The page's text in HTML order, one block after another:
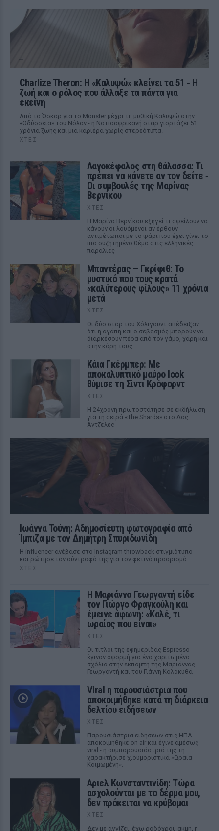
Charlize Theron: Η «Καλυψώ» κλείνει τα 51 ‑ H
ζωή και ο ρόλος που άλλαξε τα πάντα για
εκείνη
Από το Όσκαρ για το Monster μέχρι τη μυθική Καλυψώ στην
«Οδύσσεια» του Νόλαν - η Νοτιοαφρικανή σταρ γιορτάζει 51
χρόνια ζωής και μια καριέρα χωρίς στερεότυπα.
ΧΤΕΣ
Λαγοκέφαλος στη θάλασσα: Τι
πρέπει να κάνετε αν τον δείτε ‑
Οι συμβουλές της Μαρίνας
Βερνίκου
ΧΤΕΣ
Η Μαρίνα Βερνίκου εξηγεί τι οφείλουν να
κάνουν οι λουόμενοι αν έρθουν
αντιμέτωποι με το ψάρι που έχει γίνει το
πιο συζητημένο θέμα στις ελληνικές
παραλίες
Μπαντέρας – Γκρίφιθ: Το
μυστικό που τους κρατά
«καλύτερους φίλους» 11 χρόνια
μετά
ΧΤΕΣ
Οι δύο σταρ του Χόλιγουντ απέδειξαν
ότι η αγάπη και ο σεβασμός μπορούν να
διαρκέσουν πέρα από τον γάμο, χάρη και
στην κόρη τους.
Κάια Γκέρμπερ: Με
αποκαλυπτικό μαύρο look
θύμισε τη Σίντι Κρόφορντ
ΧΤΕΣ
Η 24χρονη πρωτοστάτησε σε εκδήλωση
για τη σειρά «The Shards» στο Λος
Αντζελες
Ιωάννα Τούνη: Αδημοσίευτη φωτογραφία από
Ίμπιζα με τον Δημήτρη Σπυριδωνίδη
Η influencer ανέβασε στο Instagram throwback στιγμιότυπο
και ρώτησε τον σύντροφό της για τον φετινό προορισμό
ΧΤΕΣ
Η Μαριάννα Γεωργαντή είδε
τον Γιώργο Φραγκούλη και
έμεινε άφωνη: «Καλέ, τι
ωραίος που είναι»
ΧΤΕΣ
Οι τίτλοι της εφημερίδας Espresso
έγιναν αφορμή για ένα χαριτωμένο
σχόλιο στην εκπομπή της Μαριάννας
Γεωργαντή και του Γιάννη Κολοκυθά
Viral η παρουσιάστρια που
αποκοιμήθηκε κατά τη διάρκεια
δελτίου ειδήσεων
ΧΤΕΣ
Παρουσιάστρια ειδήσεων στις ΗΠΑ
αποκοιμήθηκε on air και έγινε αμέσως
viral - η συμπαρουσιάστριά της τη
χαρακτήρισε χιουμοριστικά «Ωραία
Κοιμωμένη».
Αριελ Κωνσταντινίδη: Τώρα
ασχολούνται με το δέρμα μου,
δεν πρόκειται να κρύβομαι
ΧΤΕΣ
Δεν με αγγίζει, έχω ροδόχρου ακμή, η